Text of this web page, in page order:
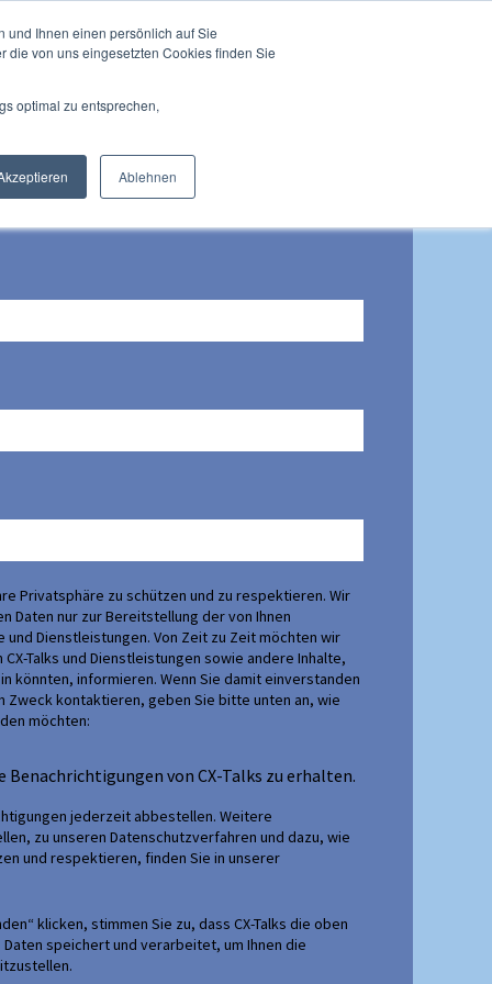
und Ihnen einen persönlich auf Sie
die von uns eingesetzten Cookies finden Sie
optimal zu entsprechen,
Ablehnen
Privatsphäre zu schützen und zu respektieren. Wir
Daten nur zur Bereitstellung der von Ihnen
Dienstleistungen. Von Zeit zu Zeit möchten wir
Talks und Dienstleistungen sowie andere Inhalte,
könnten, informieren. Wenn Sie damit einverstanden
Zweck kontaktieren, geben Sie bitte unten an, wie
möchten:
Benachrichtigungen von CX-Talks zu erhalten.
jederzeit abbestellen. Weitere
zu unseren Datenschutzverfahren und dazu, wie
und respektieren, finden Sie in unserer
klicken, stimmen Sie zu, dass CX-Talks die oben
speichert und verarbeitet, um Ihnen die